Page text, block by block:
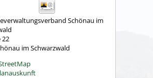
Schönau im
22
im Schwarzwald